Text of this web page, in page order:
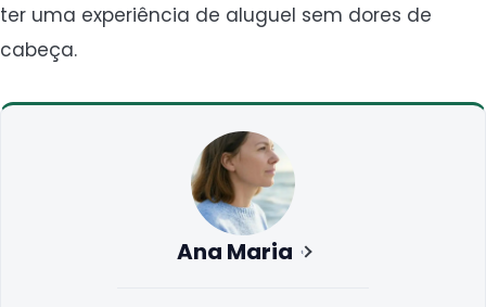
ter uma experiência de aluguel sem dores de
cabeça.
Ana Maria